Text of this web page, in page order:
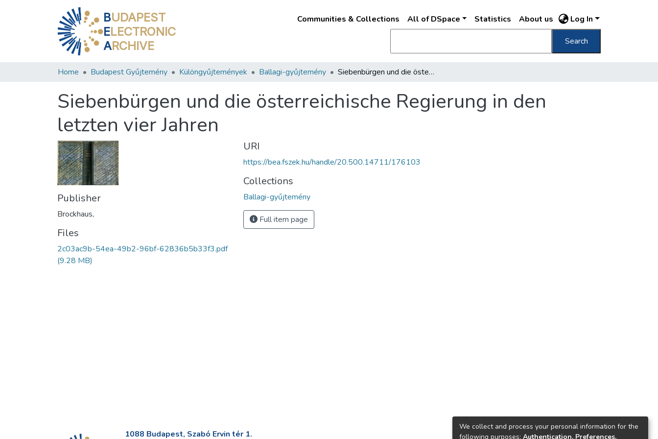
BUDAPEST
ELECTRONIC
ARCHIVE
Communities & Collections All of DSpace Statistics About us Log In
Search
Home Budapest Gyűjtemény Különgyűjtemények Ballagi-gyűjtemény Siebenbürgen und die österreichische Regierung in den letzten vier Jahren
Siebenbürgen und die österreichische Regierung in den
letzten vier Jahren
Publisher
Brockhaus,
Files
2c03ac9b-54ea-49b2-96bf-62836b5b33f3.pdf
(9.28 MB)
URI
https://bea.fszek.hu/handle/20.500.14711/176103
Collections
Ballagi-gyűjtemény
Full item page
1088 Budapest, Szabó Ervin tér 1.
We collect and process your personal information for the
following purposes: Authentication, Preferences,